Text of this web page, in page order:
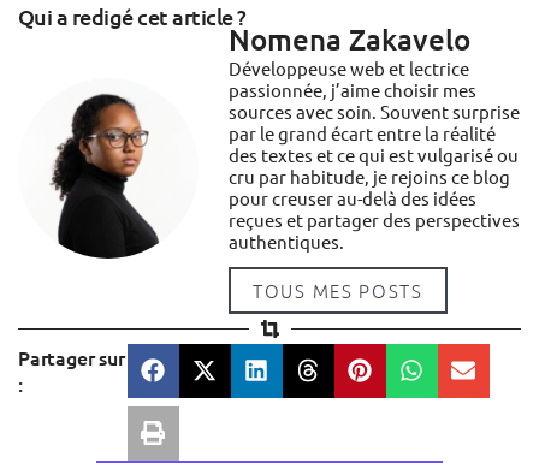
Qui a redigé cet article ?
Nomena Zakavelo
Développeuse web et lectrice
passionnée, j’aime choisir mes
sources avec soin. Souvent surprise
par le grand écart entre la réalité
des textes et ce qui est vulgarisé ou
cru par habitude, je rejoins ce blog
pour creuser au-delà des idées
reçues et partager des perspectives
authentiques.
TOUS MES POSTS
Partager sur
: